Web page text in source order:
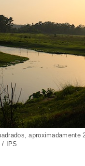
aproximadamente
/ IPS